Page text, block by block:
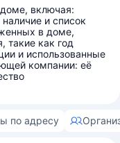
включая:
и список
в доме,
такие как год
и использованные
компании: её
по адресу